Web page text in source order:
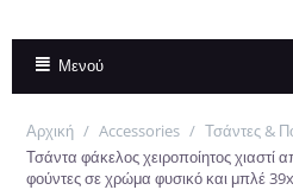
Μενού
Αρχική / Accessories / Τσάντες &
Τσάντα φάκελος χειροποίητος χιαστί
φούντες σε χρώμα φυσικό και μπλέ